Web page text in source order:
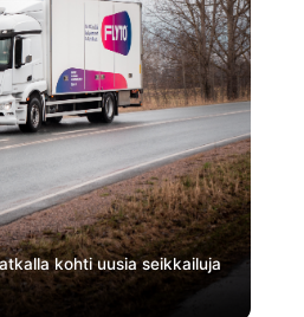
kohti uusia seikkailuja